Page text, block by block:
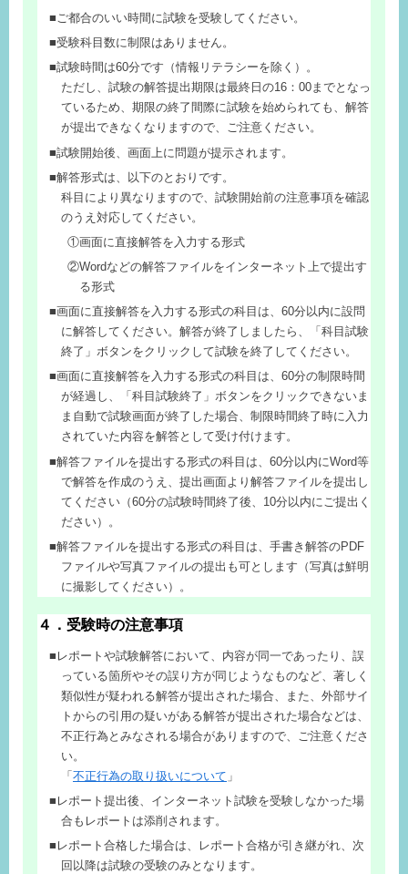
ご都合のいい時間に試験を受験してください。
受験科目数に制限はありません。
試験時間は60分です（情報リテラシーを除く）。
ただし、試験の解答提出期限は最終日の16：00までとなっ
ているため、期限の終了間際に試験を始められても、解答
が提出できなくなりますので、ご注意ください。
試験開始後、画面上に問題が提示されます。
解答形式は、以下のとおりです。
科目により異なりますので、試験開始前の注意事項を確認
のうえ対応してください。
①画面に直接解答を入力する形式
②Wordなどの解答ファイルをインターネット上で提出す
る形式
画面に直接解答を入力する形式の科目は、60分以内に設問
に解答してください。解答が終了しましたら、「科目試験
終了」ボタンをクリックして試験を終了してください。
画面に直接解答を入力する形式の科目は、60分の制限時間
が経過し、「科目試験終了」ボタンをクリックできないま
ま自動で試験画面が終了した場合、制限時間終了時に入力
されていた内容を解答として受け付けます。
解答ファイルを提出する形式の科目は、60分以内にWord等
で解答を作成のうえ、提出画面より解答ファイルを提出し
てください（60分の試験時間終了後、10分以内にご提出く
ださい）。
解答ファイルを提出する形式の科目は、手書き解答のPDF
ファイルや写真ファイルの提出も可とします（写真は鮮明
に撮影してください）。
４．受験時の注意事項
レポートや試験解答において、内容が同一であったり、誤
っている箇所やその誤り方が同じようなものなど、著しく
類似性が疑われる解答が提出された場合、また、外部サイ
トからの引用の疑いがある解答が提出された場合などは、
不正行為とみなされる場合がありますので、ご注意くださ
い。
「不正行為の取り扱いについて 」
レポート提出後、インターネット試験を受験しなかった場
合もレポートは添削されます。
レポート合格した場合は、レポート合格が引き継がれ、次
回以降は試験の受験のみとなります。